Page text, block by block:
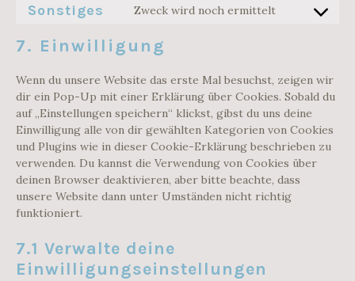
SLIMSTAT-
Sonstiges Zweck wird noch ermittelt
CONSENT
7. Einwilligung
Wenn du unsere Website das erste Mal besuchst, zeigen wir
dir ein Pop-Up mit einer Erklärung über Cookies. Sobald du
auf „Einstellungen speichern“ klickst, gibst du uns deine
Einwilligung alle von dir gewählten Kategorien von Cookies
und Plugins wie in dieser Cookie-Erklärung beschrieben zu
verwenden. Du kannst die Verwendung von Cookies über
deinen Browser deaktivieren, aber bitte beachte, dass
unsere Website dann unter Umständen nicht richtig
funktioniert.
7.1 Verwalte deine
Einwilligungseinstellungen